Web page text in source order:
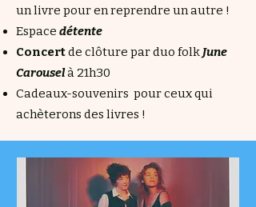
un livre pour en reprendre un autre !
Espace détente
Concertde clôture par duo folk June
Carouselà 21h30
Cadeaux-souvenirs pour ceux qui
achèterons des livres !